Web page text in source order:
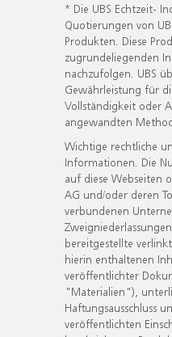
* Die UBS Echtzeit-
Quotierungen von
Produkten. Diese
zugrundeliegenden
nachzufolgen. UBS
Gewährleistung für
Vollständigkeit oder
angewandten
Wichtige rechtliche
Informationen. Die
auf diese Webseiten
AG und/oder deren
verbundenen
bereitgestellte
hierin enthaltenen
veröffentlichter
"Materialien"),
Haftungsausschluss
veröffentlichten